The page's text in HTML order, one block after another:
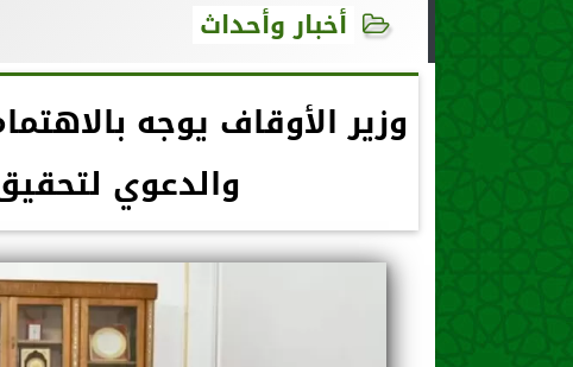
أخبار وأحداث
وزير الأوقاف يوجه
والدعوي